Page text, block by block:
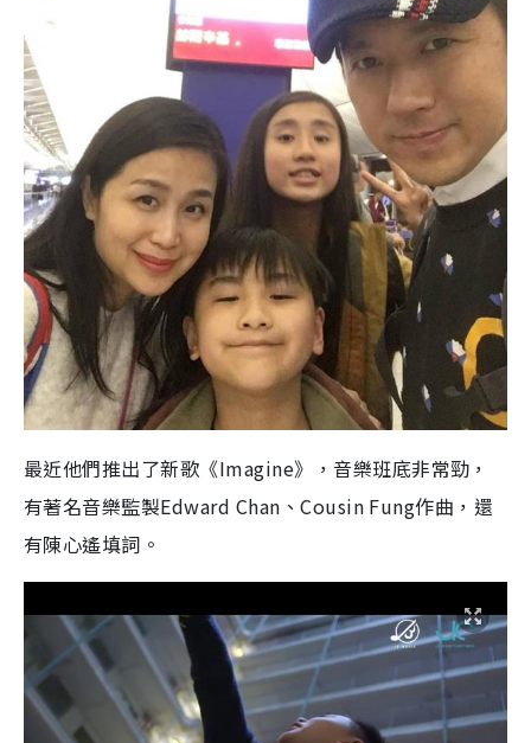
最近他們推出了新歌《Imagine》，音樂班底非常勁，
有著名音樂監製Edward Chan、Cousin Fung作曲，還
有陳心遙填詞。